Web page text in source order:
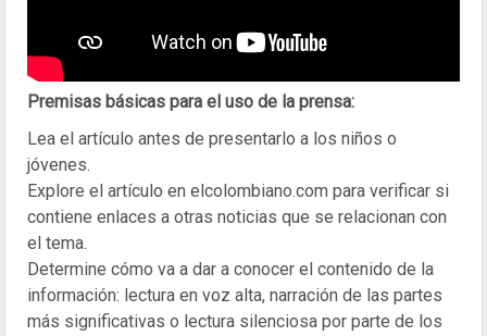
Premisas básicas para el uso de la prensa:
Lea el artículo antes de presentarlo a los niños o
jóvenes.
Explore el artículo en elcolombiano.com para verificar si
contiene enlaces a otras noticias que se relacionan con
el tema.
Determine cómo va a dar a conocer el contenido de la
información: lectura en voz alta, narración de las partes
más significativas o lectura silenciosa por parte de los